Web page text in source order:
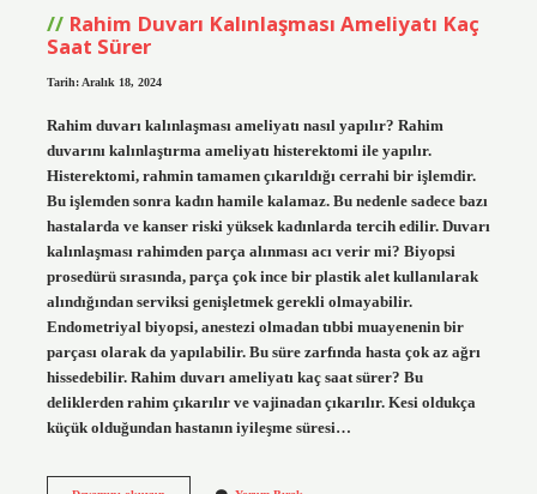
Rahim Duvarı Kalınlaşması Ameliyatı Kaç
Saat Sürer
Tarih: Aralık 18, 2024
Rahim duvarı kalınlaşması ameliyatı nasıl yapılır? Rahim
duvarını kalınlaştırma ameliyatı histerektomi ile yapılır.
Histerektomi, rahmin tamamen çıkarıldığı cerrahi bir işlemdir.
Bu işlemden sonra kadın hamile kalamaz. Bu nedenle sadece bazı
hastalarda ve kanser riski yüksek kadınlarda tercih edilir. Duvarı
kalınlaşması rahimden parça alınması acı verir mi? Biyopsi
prosedürü sırasında, parça çok ince bir plastik alet kullanılarak
alındığından serviksi genişletmek gerekli olmayabilir.
Endometriyal biyopsi, anestezi olmadan tıbbi muayenenin bir
parçası olarak da yapılabilir. Bu süre zarfında hasta çok az ağrı
hissedebilir. Rahim duvarı ameliyatı kaç saat sürer? Bu
deliklerden rahim çıkarılır ve vajinadan çıkarılır. Kesi oldukça
küçük olduğundan hastanın iyileşme süresi…